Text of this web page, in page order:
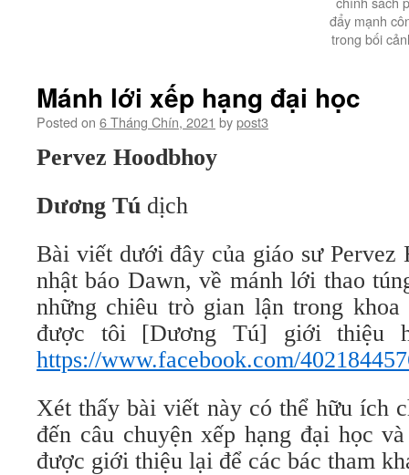
đẩy mạnh
trong bối
Mánh lới xếp hạng đại học
Posted on 6 Tháng Chín, 2021 bypost3
Pervez Hoodbhoy
Dương Tú dịch
Bài viết dưới đây của giáo sư Pervez
nhật báo Dawn, về mánh lới thao
những chiêu trò gian lận trong
được tôi [Dương Tú] giới thiệu
https://www.facebook.com/
Xét thấy bài viết này có thể hữu ích
đến câu chuyện xếp hạng đại học
được giới thiệu lại để các bác tham